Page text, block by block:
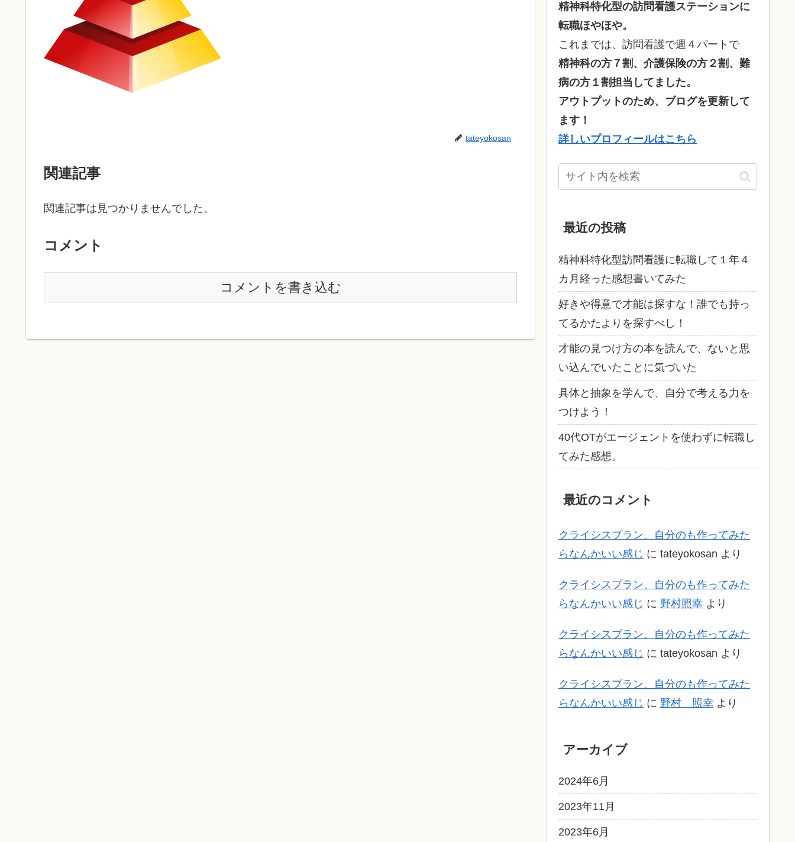
tateyokosan
関連記事
関連記事は見つかりませんでした。
コメント
コメントを書き込む
精神科特化型の訪問看護ステーションに
転職ほやほや。
これまでは、訪問看護で週４パートで
精神科の方７割、介護保険の方２割、難
病の方１割担当してました。
アウトプットのため、ブログを更新して
ます！
詳しいプロフィールはこちら
最近の投稿
精神科特化型訪問看護に転職して１年４
カ月経った感想書いてみた
好きや得意で才能は探すな！誰でも持っ
てるかたよりを探すべし！
才能の見つけ方の本を読んで、ないと思
い込んでいたことに気づいた
具体と抽象を学んで、自分で考える力を
つけよう！
40代OTがエージェントを使わずに転職し
てみた感想。
最近のコメント
クライシスプラン、自分のも作ってみた
らなんかいい感じ に tateyokosan より
クライシスプラン、自分のも作ってみた
らなんかいい感じ に 野村照幸 より
クライシスプラン、自分のも作ってみた
らなんかいい感じ に tateyokosan より
クライシスプラン、自分のも作ってみた
らなんかいい感じ に 野村 照幸 より
アーカイブ
2024年6月
2023年11月
2023年6月